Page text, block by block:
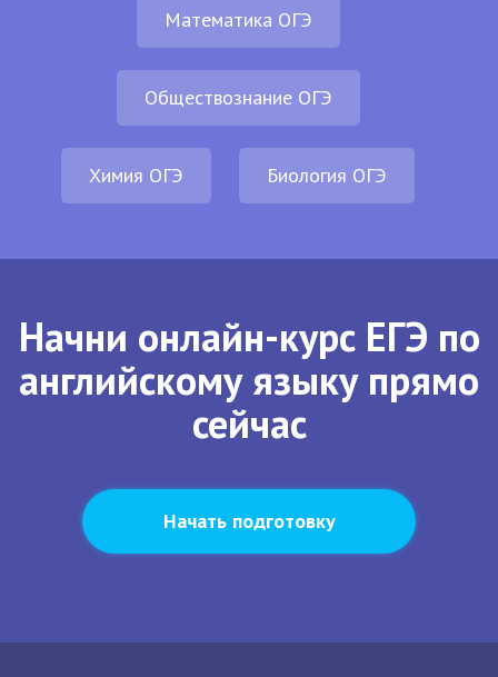
Математика ОГЭ
Обществознание ОГЭ
Химия ОГЭ Биология ОГЭ
Начни онлайн-курс ЕГЭ по
английскому языку прямо
сейчас
Начать подготовку